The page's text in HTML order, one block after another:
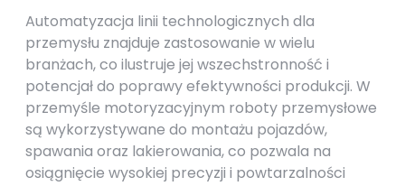
Automatyzacja linii technologicznych dla
przemysłu znajduje zastosowanie w wielu
branżach, co ilustruje jej wszechstronność i
potencjał do poprawy efektywności produkcji. W
przemyśle motoryzacyjnym roboty przemysłowe
są wykorzystywane do montażu pojazdów,
spawania oraz lakierowania, co pozwala na
osiągnięcie wysokiej precyzji i powtarzalności